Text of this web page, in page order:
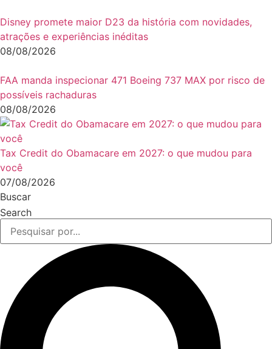
Disney promete maior D23 da história com novidades,
atrações e experiências inéditas
08/08/2026
FAA manda inspecionar 471 Boeing 737 MAX por risco de
possíveis rachaduras
08/08/2026
Tax Credit do Obamacare em 2027: o que mudou para
você
07/08/2026
Buscar
Search